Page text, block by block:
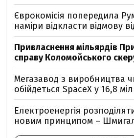
Єврокомісія попередила
наміри відкласти відмову
Привласнення мільярдів
справу Коломойського
Мегазавод з виробництва
обійдеться SpaceX у 16,8
Електроенергія
новим принципом –